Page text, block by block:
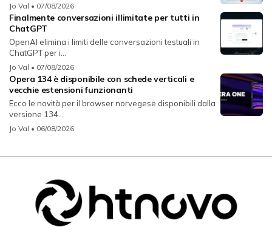
Jo Val • 07/08/2026
Finalmente conversazioni illimitate per tutti in
ChatGPT
OpenAI elimina i limiti delle conversazioni testuali in
ChatGPT per i...
Jo Val • 07/08/2026
Opera 134 è disponibile con schede verticali e
vecchie estensioni funzionanti
Ecco le novità per il browser norvegese disponibili dalla
versione 134...
Jo Val • 06/08/2026